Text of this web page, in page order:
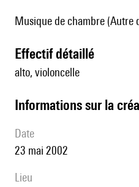
Musique de chambre (Autre
effectif détaillé
alto, violoncelle
informations sur la
date
23 mai 2002
lieu